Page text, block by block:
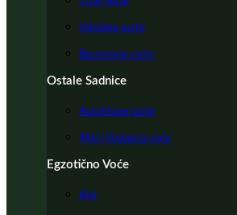
Hibridne sorte
Besemene sorte
Ostale Sadnice
Autohtone sorte
Mini i Stubasto voće
Egzotično Voće
Kivi